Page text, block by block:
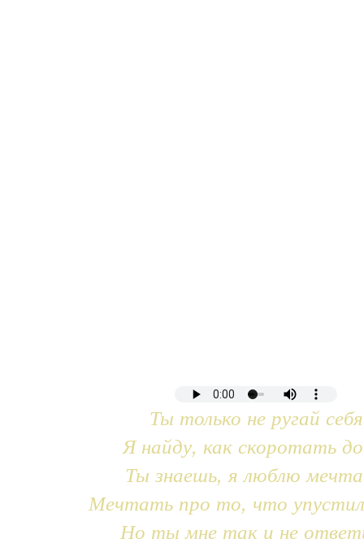
Ты только не ругай себя
Я найду, как скоротать
Ты знаешь, я люблю
Мечтать про то, что
Но ты мне так и не